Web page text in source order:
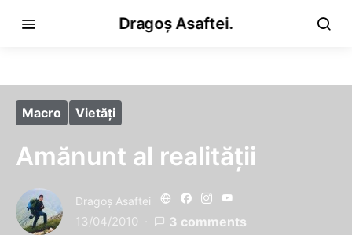
Dragoș Asaftei.
Macro Vietăţi
Amănunt al realităţii
Dragoş Asaftei
13/04/2010 3 comments